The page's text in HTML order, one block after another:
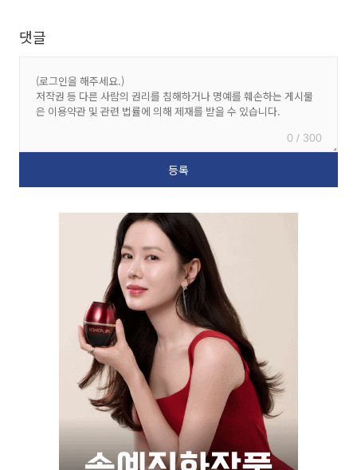
댓글
0 / 300